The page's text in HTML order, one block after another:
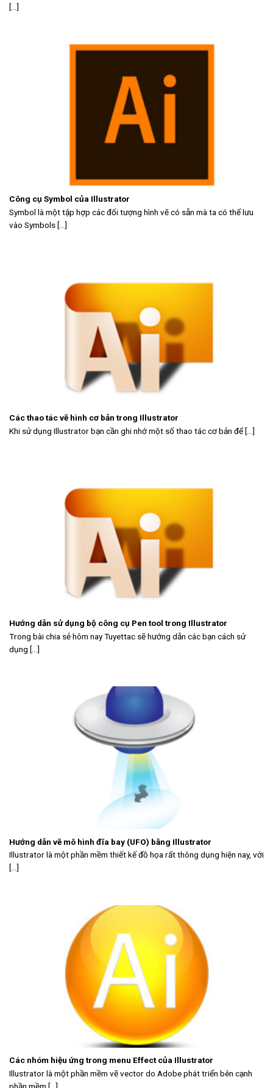
[...]
Công cụ Symbol của Illustrator
Symbol là một tập hợp các đối tượng hình vẽ có sẵn mà ta có thể lưu
vào Symbols [...]
Các thao tác vẽ hình cơ bản trong Illustrator
Khi sử dụng Illustrator bạn cần ghi nhớ một số thao tác cơ bản để [...]
Hướng dẫn sử dụng bộ công cụ Pen tool trong Illustrator
Trong bài chia sẻ hôm nay Tuyettac sẽ hướng dẫn các bạn cách sử
dụng [...]
Hướng dẫn vẽ mô hình đĩa bay (UFO) bằng Illustrator
Illustrator là một phần mềm thiết kế đồ họa rất thông dụng hiện nay, với
[...]
Các nhóm hiệu ứng trong menu Effect của Illustrator
Illustrator là một phần mềm vẽ vector do Adobe phát triển bên cạnh